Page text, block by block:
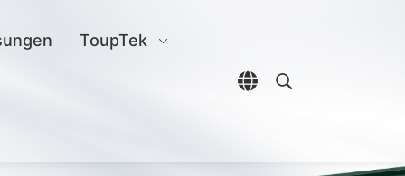
ToupTek
Sprachauswahl
Open search